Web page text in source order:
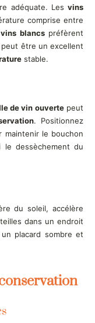
adéquate. Les vins
comprise entre
vins blancspréfèrent
peut être un excellent
stable.
de vin ouvertepeut
. Positionnez
maintenir le bouchon
dessèchement du
du soleil, accélère
dans un endroit
placard sombre et